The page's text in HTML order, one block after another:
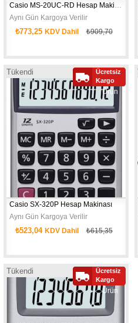
Aynı Gün Kargoya Verilir
₺773,25 KDV Dahil ₺909,70
Tükendi
Casio SX-320P Hesap Makinası
Aynı Gün Kargoya Verilir
₺523,04 KDV Dahil ₺615,35
Ücretsiz
Kargo
Ürün
Tükendi
Ücretsiz
Kargo
Ürün